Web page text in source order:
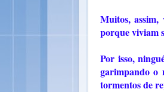
Muitos,
porque viviam
Por isso,
garimpando o
tormentos de